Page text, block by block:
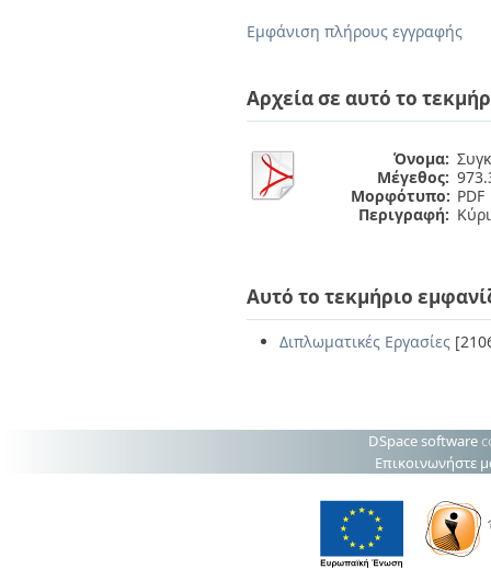
Εμφάνιση πλήρους εγγραφής
Αρχεία σε αυτό το
Όνομα:
Μέγεθος:
Μορφότυπο: PDF
Περιγραφή:
Αυτό το τεκμήριο
Διπλωματικές Εργασίες
DSpace software
Επικοινωνήστε